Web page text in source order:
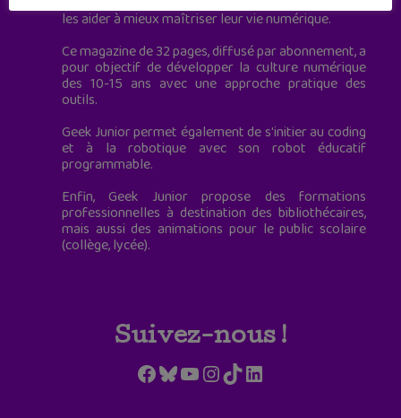
les aider à mieux maîtriser leur vie numérique.
Ce magazine de 32 pages, diffusé par abonnement, a
pour objectif de développer la culture numérique
des 10-15 ans avec une approche pratique des
outils.
Geek Junior permet également de s'initier au coding
et à la robotique avec son robot éducatif
programmable.
Enfin, Geek Junior propose des formations
professionnelles à destination des bibliothécaires,
mais aussi des animations pour le public scolaire
(collège, lycée).
Suivez-nous !
Facebook
Bluesky
YouTube
Instagram
TikTokLinkedIn